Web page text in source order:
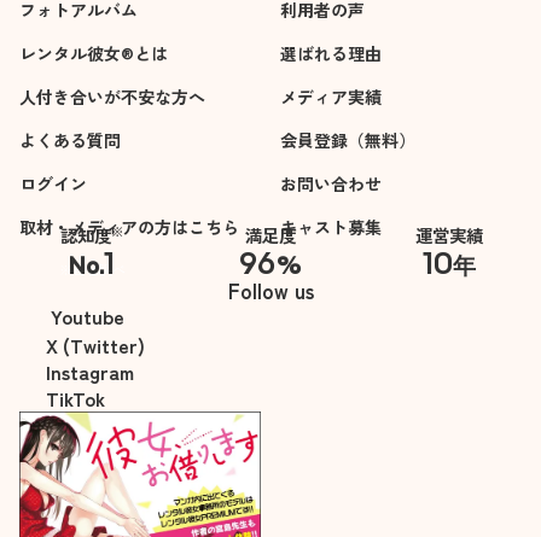
フォトアルバム
利用者の声
レンタル彼女®とは
選ばれる理由
人付き合いが不安な方へ
メディア実績
よくある質問
会員登録（無料）
ログイン
お問い合わせ
取材・メディアの方はこちら
キャスト募集
認知度※
No.1
※自社調べ
満足度
96%
運営実績
10年
Follow us
Youtube
X (Twitter)
Instagram
TikTok